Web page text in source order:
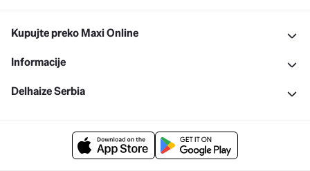
Kupujte preko Maxi Online
Informacije
Delhaize Serbia